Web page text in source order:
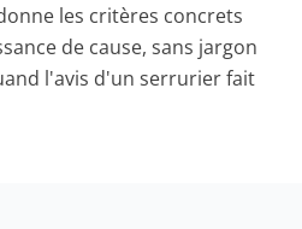
les critères concrets
de cause, sans jargon
l'avis d'un serrurier fait